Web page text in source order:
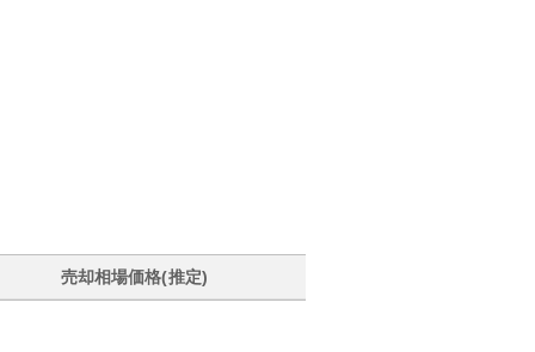
売却相場価格(推定)